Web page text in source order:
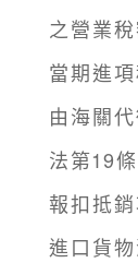
之營業
當期進
由海關
法第19
報扣抵
進口貨